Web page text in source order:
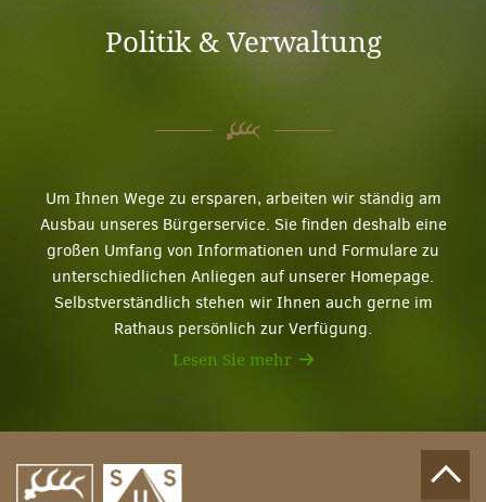
Politik & Verwaltung
Um Ihnen Wege zu ersparen, arbeiten wir ständig am
Ausbau unseres Bürgerservice. Sie finden deshalb eine
großen Umfang von Informationen und Formulare zu
unterschiedlichen Anliegen auf unserer Homepage.
Selbstverständlich stehen wir Ihnen auch gerne im
Rathaus persönlich zur Verfügung.
Lesen Sie mehr